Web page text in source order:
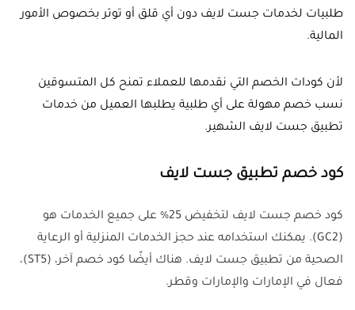
طلبيات لخدمات جست لايف دون أي قلق أو توتر بخصوص الأمور
المالية.
لأن كودات الخصم التي نقدمها للعملاء تمنح كل المتسوقين
نسب خصم مهولة على أي طلبية يطلبها العميل من خدمات
تطبيق جست لايف الشهير.
كود خصم تطبيق جست لايف
كود خصم جست لايف لتخفيض 25% على جميع الخدمات هو
(
GC2) . يمكنك استخدامه عند حجز الخدمات المنزلية أو الرعاية
الصحية من تطبيق جست لايف. هناك أيضًا كود خصم آخر، (ST5) ،
فعال في الإمارات والإمارات وقطر.